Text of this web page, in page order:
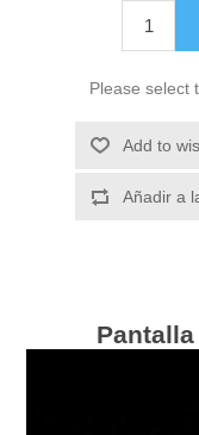
Please select
Add to
Añadir a